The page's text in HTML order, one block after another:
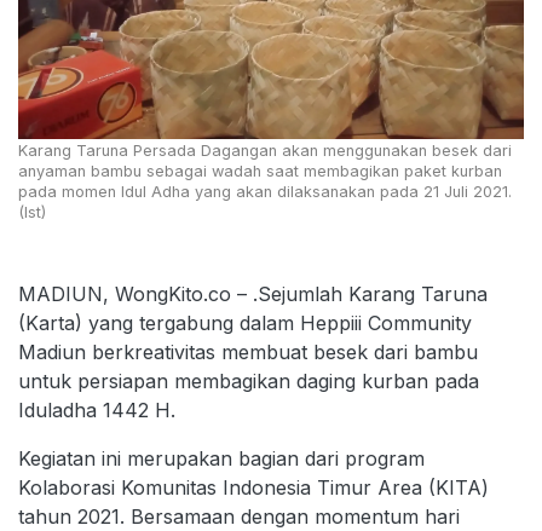
Karang Taruna Persada Dagangan akan menggunakan besek dari
anyaman bambu sebagai wadah saat membagikan paket kurban
pada momen Idul Adha yang akan dilaksanakan pada 21 Juli 2021.
(Ist)
MADIUN, WongKito.co – .Sejumlah Karang Taruna
(Karta) yang tergabung dalam Heppiii Community
Madiun berkreativitas membuat besek dari bambu
untuk persiapan membagikan daging kurban pada
Iduladha 1442 H.
Kegiatan ini merupakan bagian dari program
Kolaborasi Komunitas Indonesia Timur Area (KITA)
tahun 2021. Bersamaan dengan momentum hari